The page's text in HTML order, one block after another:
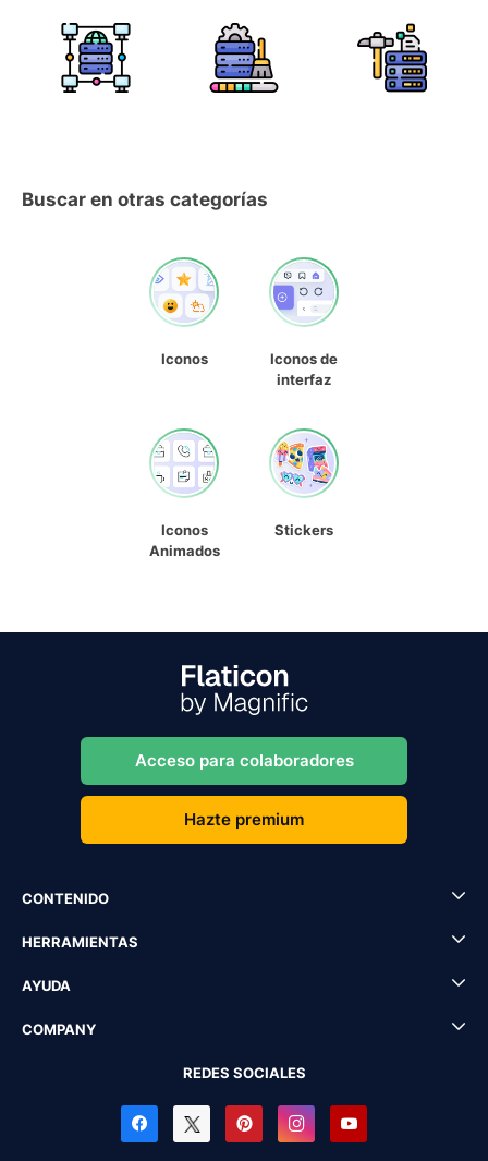
Buscar en otras categorías
Iconos
Iconos de
interfaz
Iconos
Animados
Stickers
Acceso para colaboradores
Hazte premium
CONTENIDO
HERRAMIENTAS
AYUDA
COMPANY
REDES SOCIALES